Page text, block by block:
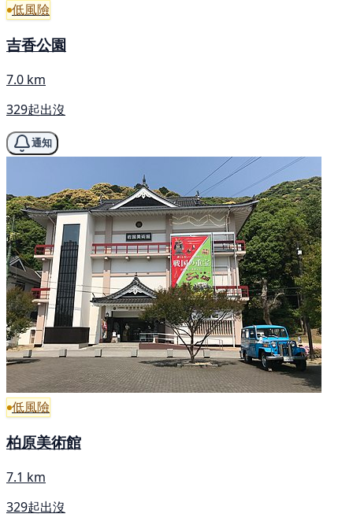
低風險
吉香公園
7.0 km
329起出沒
通知
低風險
柏原美術館
7.1 km
329起出沒